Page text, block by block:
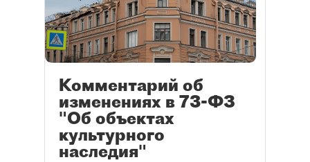
Комментарий об
изменениях в 73-ФЗ
"Об объектах
культурного
наследия"